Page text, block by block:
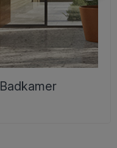
Badkamer